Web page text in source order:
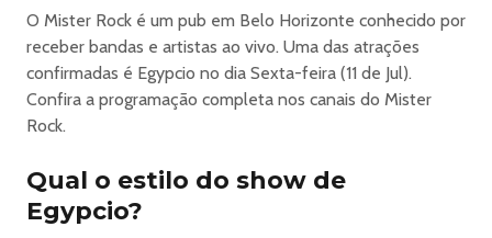
O Mister Rock é um pub em Belo Horizonte conhecido por
receber bandas e artistas ao vivo. Uma das atrações
confirmadas é Egypcio no dia Sexta-feira (11 de Jul).
Confira a programação completa nos canais do Mister
Rock.
Qual o estilo do show de
Egypcio?